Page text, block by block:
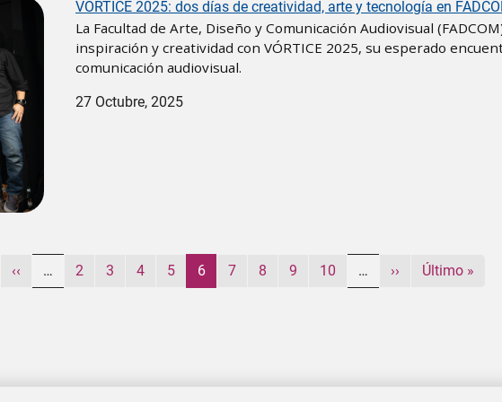
VÓRTICE 2025: dos días de creatividad, arte y tecnología en
La Facultad de Arte, Diseño y Comunicación Audiovisual
inspiración y creatividad con VÓRTICE 2025, su esperado
comunicación audiovisual.
27 Octubre, 2025
Página anterior
‹‹ … Página
2 Página
3 Página
4 Página
5 Página actual
6 Página
7 Página
8 Página
9 Página
10 … Siguiente página
›› Última página
Último »